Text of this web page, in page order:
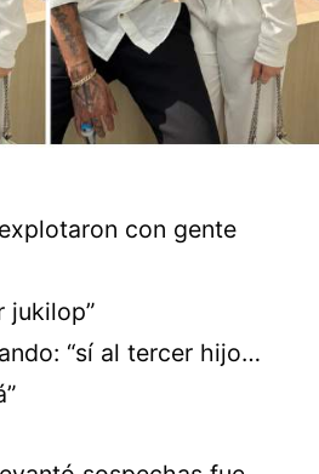
con gente
jukilop”
“sí al tercer hijo…